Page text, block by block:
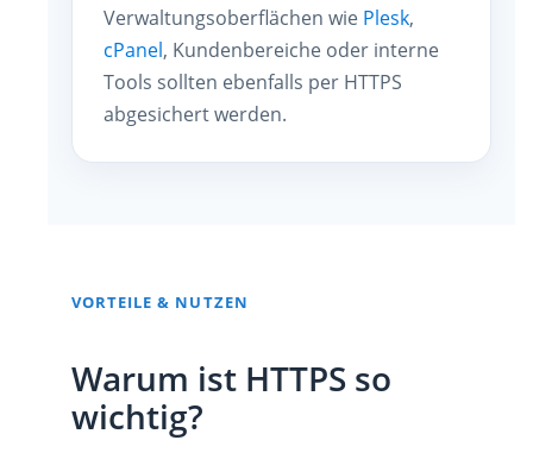
Verwaltungsoberflächen wie Plesk,
cPanel, Kundenbereiche oder interne
Tools sollten ebenfalls per HTTPS
abgesichert werden.
VORTEILE & NUTZEN
Warum ist HTTPS so
wichtig?